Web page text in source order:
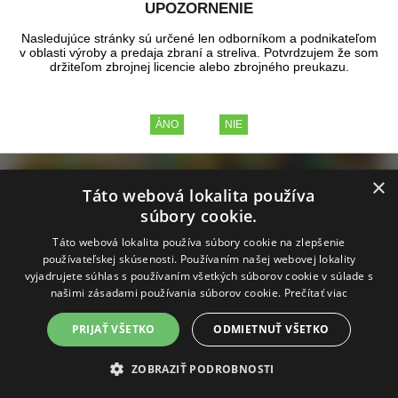
Doprava zadarmo
Detektor kovov XP Deus X35 V6 ULTRA
UPOZORNENIE
Nasledujúce stránky sú určené len odborníkom a podnikateľom
v oblasti výroby a predaja zbraní a streliva. Potvrdzujem že som
držiteľom zbrojnej licencie alebo zbrojného preukazu.
×
Táto webová lokalita používa
súbory cookie.
Táto webová lokalita používa súbory cookie na zlepšenie
používateľskej skúsenosti. Používaním našej webovej lokality
vyjadrujete súhlas s používaním všetkých súborov cookie v súlade s
našimi zásadami používania súborov cookie. Prečítať viac
PRIJAŤ VŠETKO ODMIETNUŤ VŠETKO
ZOBRAZIŤ PODROBNOSTI